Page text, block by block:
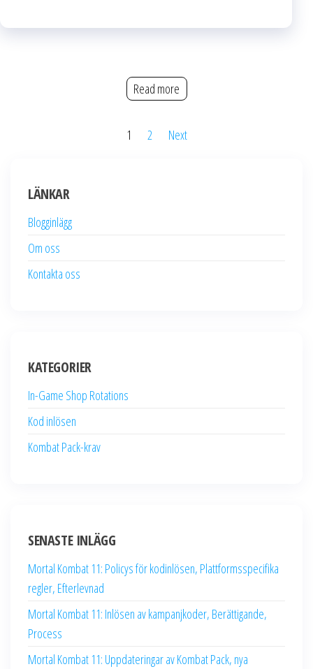
Read more
1 2 Next
LÄNKAR
Blogginlägg
Om oss
Kontakta oss
KATEGORIER
In-Game Shop Rotations
Kod inlösen
Kombat Pack-krav
SENASTE INLÄGG
Mortal Kombat 11: Policys för kodinlösen, Plattformsspecifika
regler, Efterlevnad
Mortal Kombat 11: Inlösen av kampanjkoder, Berättigande,
Process
Mortal Kombat 11: Uppdateringar av Kombat Pack, nya